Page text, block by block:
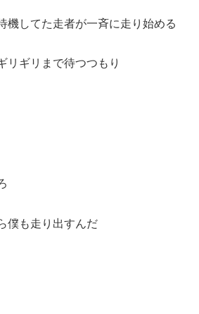
機してた走者が一斉に走り始める
リギリまで待つつもり
僕も走り出すんだ